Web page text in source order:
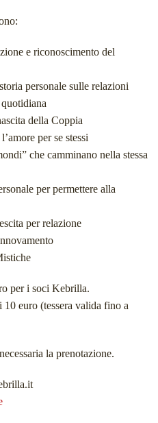
e riconoscimento del
personale sulle relazioni
della Coppia
per se stessi
che camminano nella stessa
per permettere alla
per relazione
per i soci Kebrilla.
10 euro (tessera valida fino a
la prenotazione.